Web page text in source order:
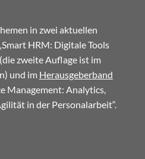
in zwei aktuellen
„Smart HRM: Digitale Tools
zweite Auflage ist im
und im Herausgeberband
Management: Analytics,
in der Personalarbeit“.